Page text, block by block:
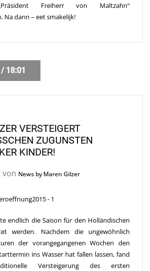
Freiherr von Maltzahn“
Na dann – eet smakelijk!
VERSTEIGERT
ZUGUNSTEN
KINDER!
News by Maren Gilzer
endlich die Saison für den Holländischen
werden. Nachdem die ungewöhnlich
der vorangegangenen Wochen den
ins Wasser hat fallen lassen, fand
Versteigerung des ersten
18:01